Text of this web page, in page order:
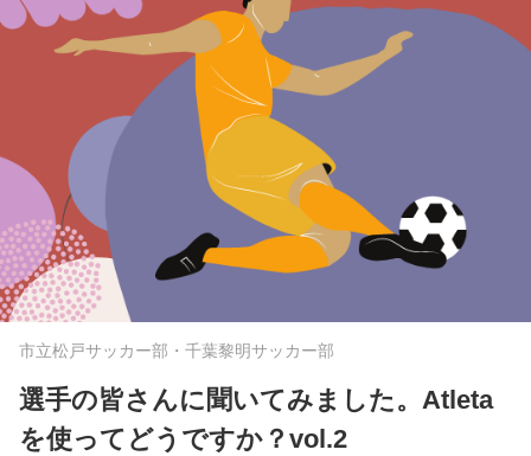
カテゴリ
おすすめ記事
機能紹介
活用事例
全国大会
コラム
ニュース
タグから探す
市立松戸サッカー部・千葉黎明サッカー部
選手の皆さんに聞いてみました。Atleta
を使ってどうですか？vol.2